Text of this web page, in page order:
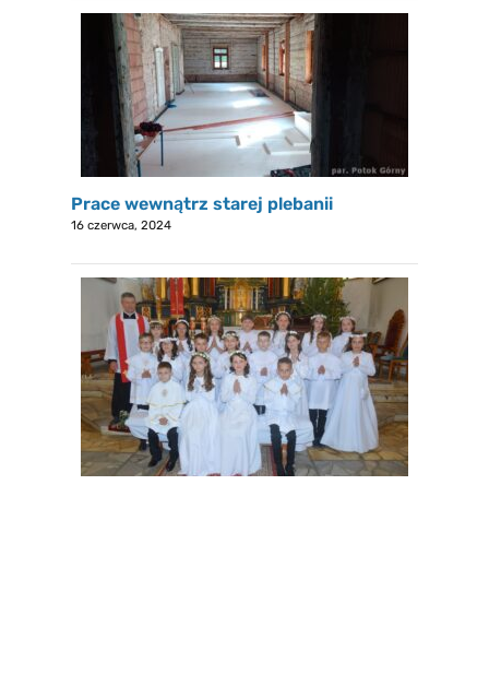
Prace wewnątrz starej plebanii
16 czerwca, 2024